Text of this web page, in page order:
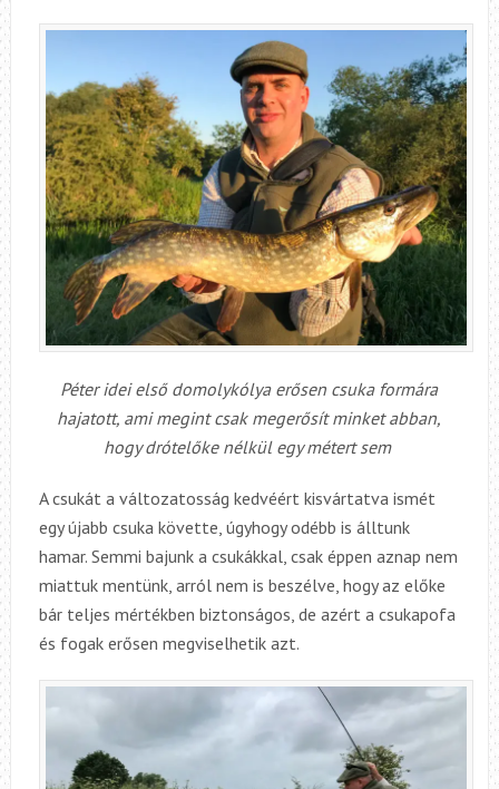
Péter idei első domolykólya erősen csuka formára
hajatott, ami megint csak megerősít minket abban,
hogy drótelőke nélkül egy métert sem
A csukát a változatosság kedvéért kisvártatva ismét
egy újabb csuka követte, úgyhogy odébb is álltunk
hamar. Semmi bajunk a csukákkal, csak éppen aznap nem
miattuk mentünk, arról nem is beszélve, hogy az előke
bár teljes mértékben biztonságos, de azért a csukapofa
és fogak erősen megviselhetik azt.